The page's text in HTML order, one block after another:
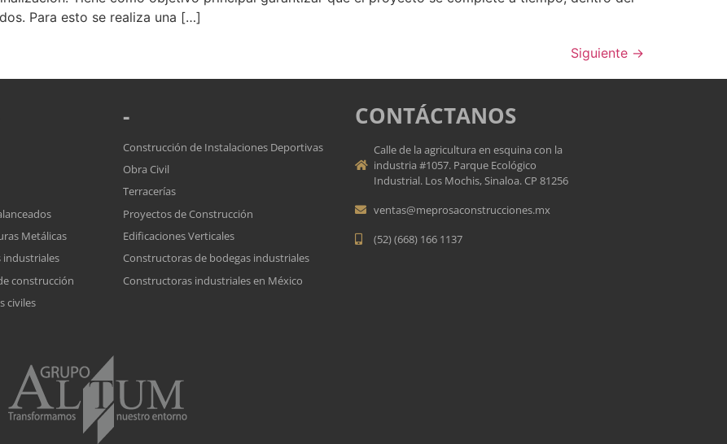
Para esto se realiza una […]
Siguiente →
Metálicas
industriales
construcción
civiles
-
Construcción de Instalaciones Deportivas
Obra Civil
Terracerías
Proyectos de Construcción
Edificaciones Verticales
Constructoras de bodegas industriales
Constructoras industriales en México
CONTÁCTANOS
Calle de la agricultura en esquina con la
industria #1057. Parque Ecológico
Industrial. Los Mochis, Sinaloa. CP 81256
ventas@meprosaconstrucciones.mx
(52) (668) 166 1137